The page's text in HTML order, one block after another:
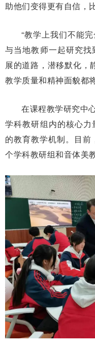
助他们变得更有自信，
“教学上我们不能
与当地教师一起研究
展的道路，潜移默化，
教学质量和精神面貌都
在课程教学研究中
学科教研组内的核心
的教育教学机制。目
个学科教研组和音体美